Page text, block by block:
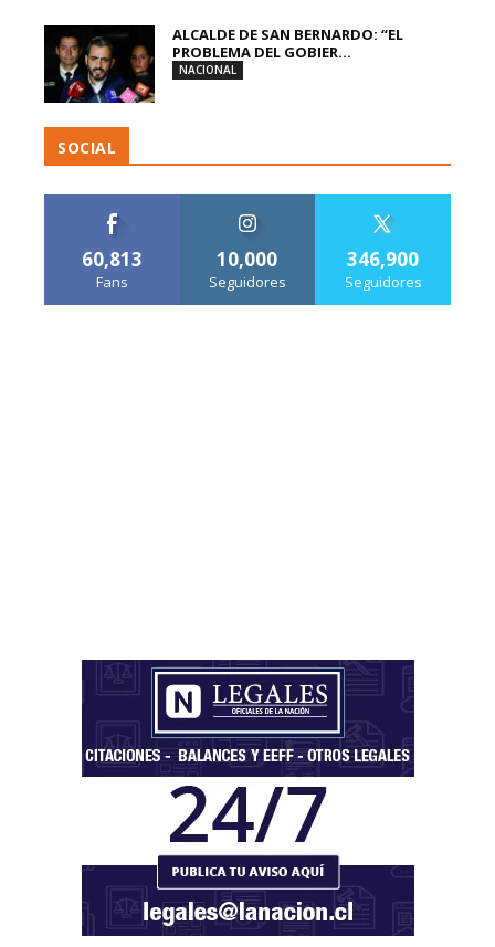
ALCALDE DE SAN BERNARDO: “EL
PROBLEMA DEL GOBIER...
NACIONAL
SOCIAL
60,813
Fans
10,000
Seguidores
346,900
Seguidores